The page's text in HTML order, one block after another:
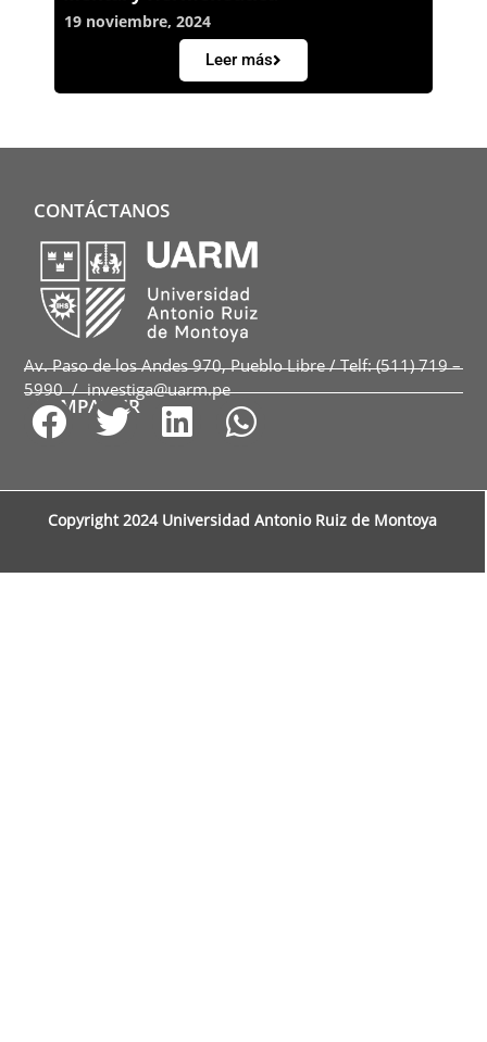
19 noviembre, 2024
Leer más
CONTÁCTANOS
Av. Paso de los Andes 970, Pueblo Libre / Telf: (511) 719 –
5990 / investiga@uarm.pe
COMPARTIR
Copyright 2024 Universidad Antonio Ruiz de Montoya